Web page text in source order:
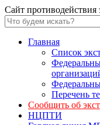
Сайт противодействия
Главная
Список
Перечень
Сообщить об
НЦПТИ